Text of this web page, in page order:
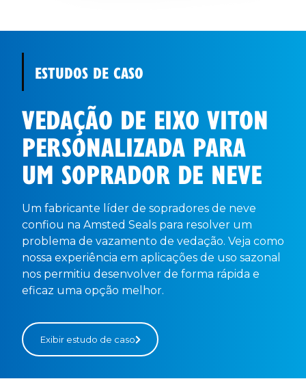
ESTUDOS DE CASO
VEDAÇÃO DE EIXO VITON
PERSONALIZADA PARA
UM SOPRADOR DE NEVE
Um fabricante líder de sopradores de neve
confiou na Amsted Seals para resolver um
problema de vazamento de vedação. Veja como
nossa experiência em aplicações de uso sazonal
nos permitiu desenvolver de forma rápida e
eficaz uma opção melhor.
Exibir estudo de caso